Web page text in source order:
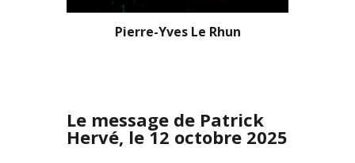
Pierre-Yves Le Rhun
Le message de Patrick
Hervé, le 12 octobre 2025